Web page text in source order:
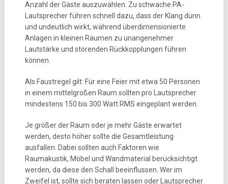
Anzahl der Gäste auszuwählen. Zu schwache PA-
Lautsprecher führen schnell dazu, dass der Klang dünn
und undeutlich wirkt, während überdimensionierte
Anlagen in kleinen Räumen zu unangenehmer
Lautstärke und störenden Rückkopplungen führen
können.
Als Faustregel gilt: Für eine Feier mit etwa 50 Personen
in einem mittelgroßen Raum sollten pro Lautsprecher
mindestens 150 bis 300 Watt RMS eingeplant werden.
Je größer der Raum oder je mehr Gäste erwartet
werden, desto höher sollte die Gesamtleistung
ausfallen. Dabei sollten auch Faktoren wie
Raumakustik, Möbel und Wandmaterial berücksichtigt
werden, da diese den Schall beeinflussen. Wer im
Zweifel ist, sollte sich beraten lassen oder Lautsprecher